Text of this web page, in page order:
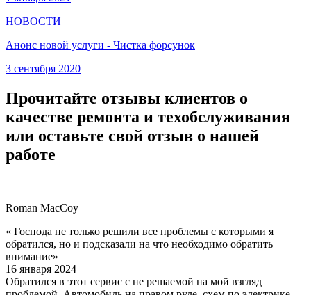
НОВОСТИ
Анонс новой услуги - Чистка форсунок
3 сентября 2020
Прочитайте отзывы клиентов о
качестве ремонта и техобслуживания
или оставьте свой отзыв о нашей
работе
Roman MacCoy
« Господа не только решили все проблемы с которыми я
обратился, но и подсказали на что необходимо обратить
внимание»
16 января 2024
Обратился в этот сервис с не решаемой на мой взгляд